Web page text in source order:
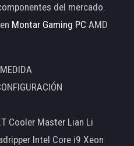
del mercado.
Montar Gaming PC AMD
Cooler Master Lian Li
Intel Core i9 Xeon